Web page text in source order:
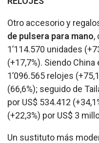
Otro accesorio y
de pulsera para mano,
1’114.570 unidades
(+17,7%). Siendo
1’096.565 relojes
(66,6%); seguido de
por US$ 534.412
(+22,3%) por US$ 3
Un sustituto más